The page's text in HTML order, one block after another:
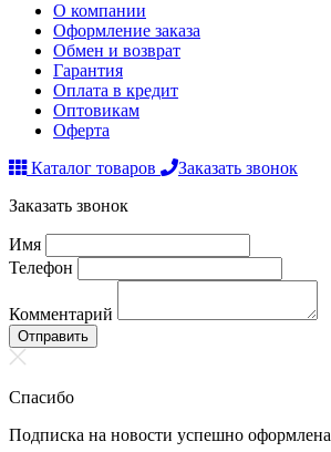
О компании
Оформление заказа
Обмен и возврат
Гарантия
Оплата в кредит
Оптовикам
Оферта
Каталог товаров
Заказать звонок
Заказать звонок
Имя
Телефон
Комментарий
Отправить
Спасибо
Подписка на новости успешно оформлена